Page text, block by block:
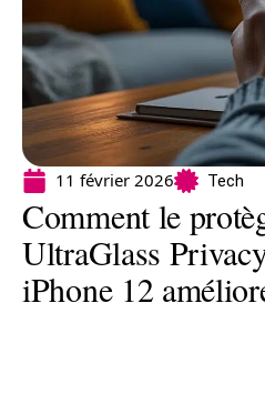
11 février 2026 Tech
Comment le
UltraGlass
iPhone 12